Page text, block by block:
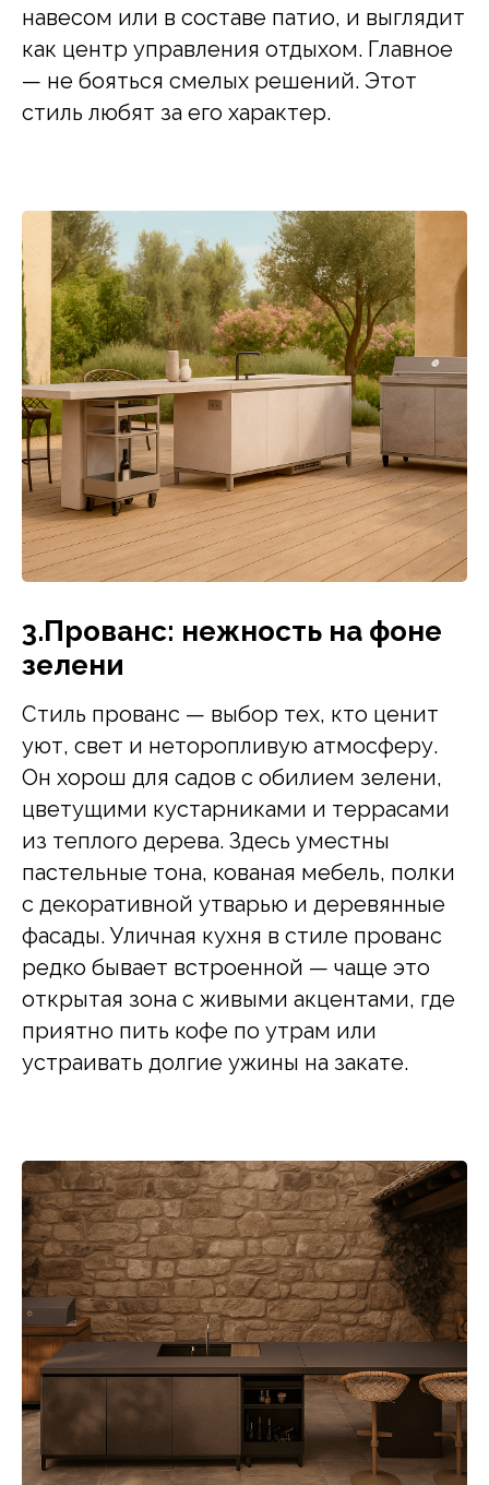
навесом или в составе патио, и выглядит
как центр управления отдыхом. Главное
— не бояться смелых решений. Этот
стиль любят за его характер.
3.Прованс: нежность на фоне
зелени
Стиль прованс — выбор тех, кто ценит
уют, свет и неторопливую атмосферу.
Он хорош для садов с обилием зелени,
цветущими кустарниками и террасами
из теплого дерева. Здесь уместны
пастельные тона, кованая мебель, полки
с декоративной утварью и деревянные
фасады. Уличная кухня в стиле прованс
редко бывает встроенной — чаще это
открытая зона с живыми акцентами, где
приятно пить кофе по утрам или
устраивать долгие ужины на закате.